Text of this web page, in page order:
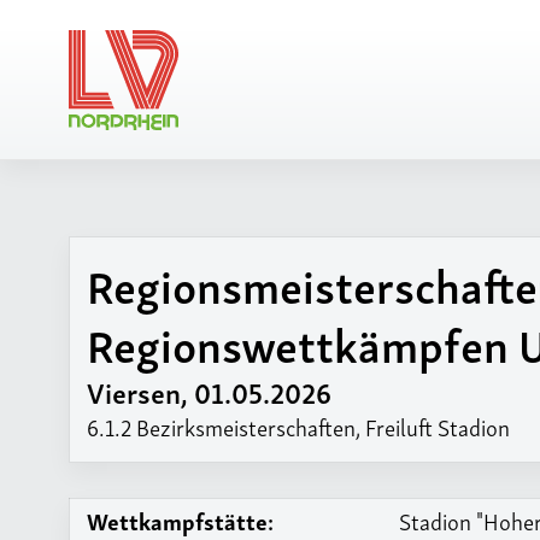
Regionsvorstand
Vereine / LGs
Regionswettkämpfen
Viersen, 01.05.2026
6.1.2 Bezirksmeisterschaften, Freiluft Stadion
Wettkampfstätte:
Stadion